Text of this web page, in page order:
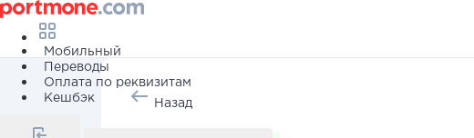
Мобильный
Переводы
Оплата по реквизитам
Кешбэк
Назад